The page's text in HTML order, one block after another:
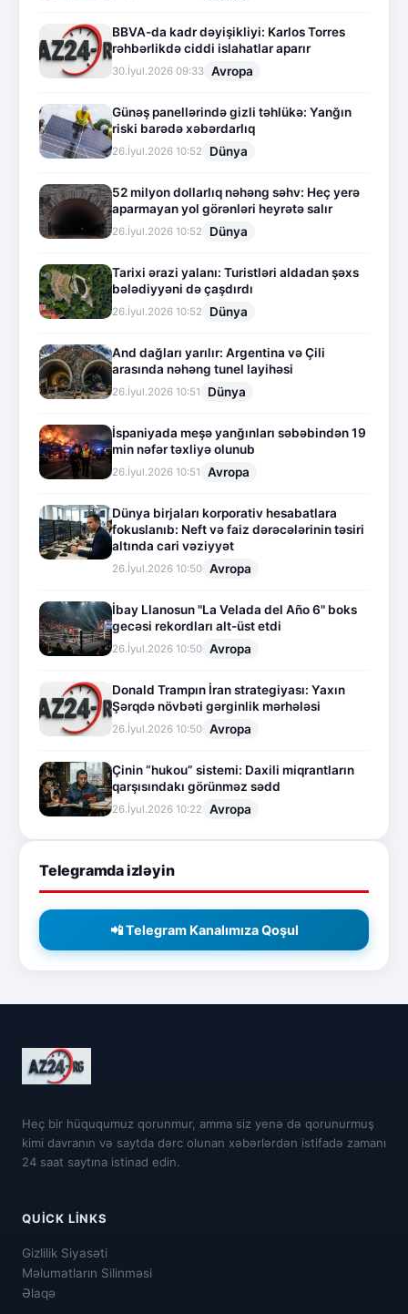
BBVA-da kadr dəyişikliyi: Karlos Torres
rəhbərlikdə ciddi islahatlar aparır
30.İyul.2026 09:33 Avropa
Günəş panellərində gizli təhlükə: Yanğın
riski barədə xəbərdarlıq
26.İyul.2026 10:52 Dünya
52 milyon dollarlıq nəhəng səhv: Heç yerə
aparmayan yol görənləri heyrətə salır
26.İyul.2026 10:52 Dünya
Tarixi ərazi yalanı: Turistləri aldadan şəxs
bələdiyyəni də çaşdırdı
26.İyul.2026 10:52 Dünya
And dağları yarılır: Argentina və Çili
arasında nəhəng tunel layihəsi
26.İyul.2026 10:51 Dünya
İspaniyada meşə yanğınları səbəbindən 19
min nəfər təxliyə olunub
26.İyul.2026 10:51 Avropa
Dünya birjaları korporativ hesabatlara
fokuslanıb: Neft və faiz dərəcələrinin təsiri
altında cari vəziyyət
26.İyul.2026 10:50 Avropa
İbay Llanosun "La Velada del Año 6" boks
gecəsi rekordları alt-üst etdi
26.İyul.2026 10:50 Avropa
Donald Trampın İran strategiyası: Yaxın
Şərqdə növbəti gərginlik mərhələsi
26.İyul.2026 10:50 Avropa
Çinin “hukou” sistemi: Daxili miqrantların
qarşısındakı görünməz sədd
26.İyul.2026 10:22 Avropa
Telegramda izləyin
📲 Telegram Kanalımıza Qoşul
Heç bir hüququmuz qorunmur, amma siz yenə də qorunurmuş
kimi davranın və saytda dərc olunan xəbərlərdən istifadə zamanı
24 saat saytına istinad edin.
QUICK LINKS
Gizlilik Siyasəti
Məlumatların Silinməsi
Əlaqə